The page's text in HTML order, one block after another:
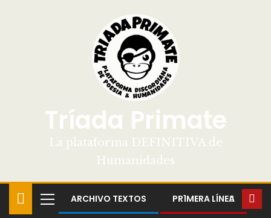
Tríada Primate
La plataforma DEFINITIVA de
Humanidades
ARCHIVO TEXTOS PR1MERA LÍNEA